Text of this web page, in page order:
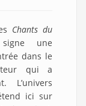
Chants du
une
dans le
qui a
L’univers
ici sur